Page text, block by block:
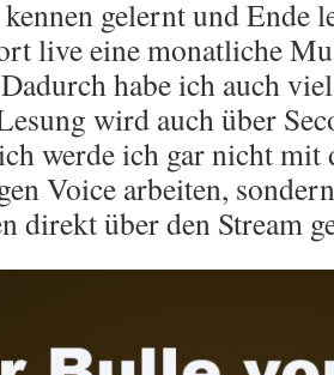
gelernt und Ende
live eine monatliche
habe ich auch
wird auch über
werde ich gar nicht mit
Voice arbeiten,
direkt über den Stream